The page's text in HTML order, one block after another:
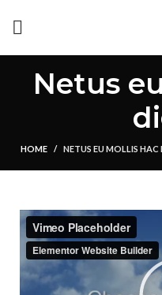
Netus
HOME NETUS EU MOLLIS HAC